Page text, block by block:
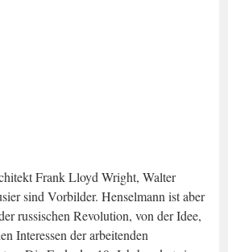
Frank Lloyd Wright, Walter
sind Vorbilder. Henselmann ist aber
russischen Revolution, von der Idee,
Interessen der arbeitenden